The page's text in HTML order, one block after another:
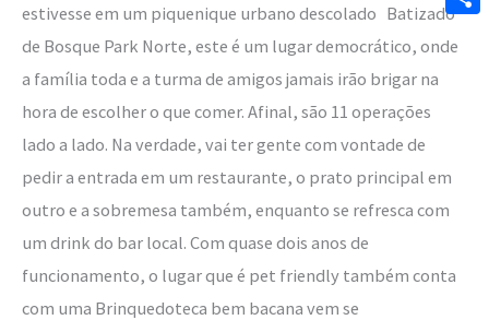
estivesse em um piquenique urbano descolado Batizado
de Bosque Park Norte, este é um lugar democrático, onde
a família toda e a turma de amigos jamais irão brigar na
hora de escolher o que comer. Afinal, são 11 operações
lado a lado. Na verdade, vai ter gente com vontade de
pedir a entrada em um restaurante, o prato principal em
outro e a sobremesa também, enquanto se refresca com
um drink do bar local. Com quase dois anos de
funcionamento, o lugar que é pet friendly também conta
com uma Brinquedoteca bem bacana vem se